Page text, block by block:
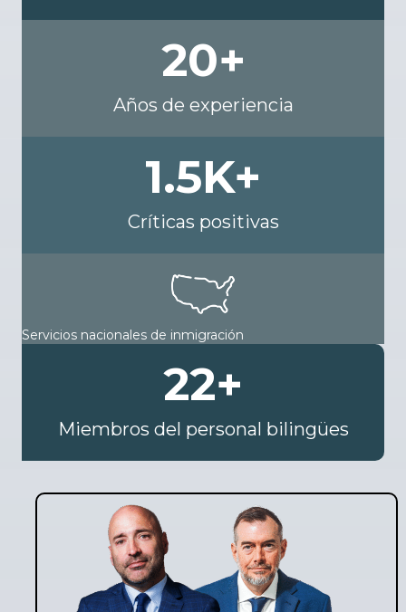
20+
Años de experiencia
1.5K+
Críticas positivas
Servicios nacionales de inmigración
22+
Miembros del personal bilingües